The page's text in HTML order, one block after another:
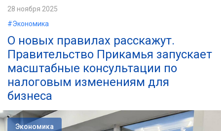
28 ноября 2025
#Экономика
О новых правилах расскажут.
Правительство Прикамья запускает
масштабные консультации по
налоговым изменениям для
бизнеса
Экономика